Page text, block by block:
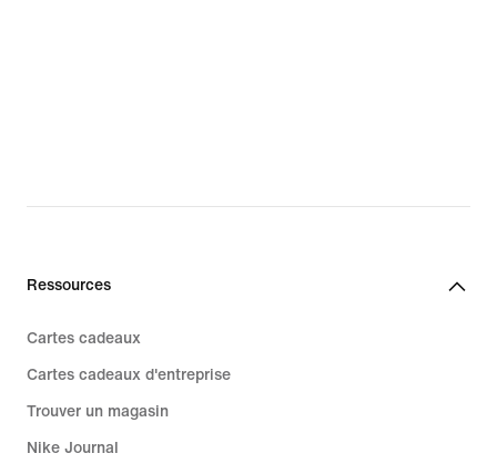
Ressources
Cartes cadeaux
Cartes cadeaux d'entreprise
Trouver un magasin
Nike Journal